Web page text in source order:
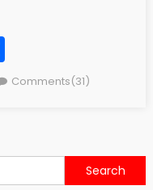
Share
Comments(31)